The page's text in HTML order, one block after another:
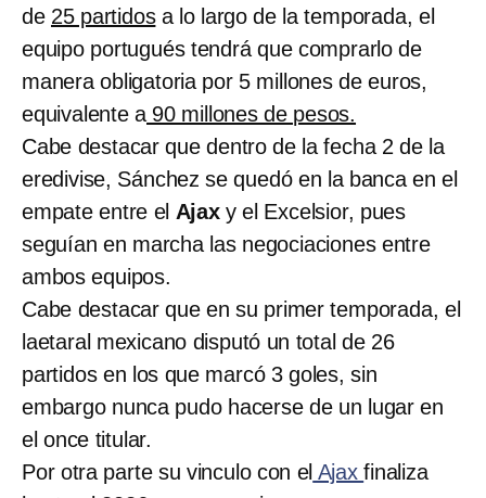
de 25 partidosa lo largo de la temporada, el
equipo portugués tendrá que comprarlo de
manera obligatoria por 5 millones de euros,
equivalente a 90 millones de pesos.
Cabe destacar que dentro de la fecha 2 de la
eredivise, Sánchez se quedó en la banca en el
empate entre el Ajaxy el Excelsior, pues
seguían en marcha las negociaciones entre
ambos equipos.
Cabe destacar que en su primer temporada, el
laetaral mexicano disputó un total de 26
partidos en los que marcó 3 goles, sin
embargo nunca pudo hacerse de un lugar en
el once titular.
Por otra parte su vinculo con el Ajaxfinaliza